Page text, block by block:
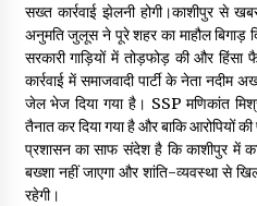
Thought Of The
May 12, 2022
Thought Of The
May 11, 2022
सख्त कार्रवाई झेलनी होगी।काशीपुर से
अनुमति जुलूस ने पूरे शहर का माहौल बिगाड़
सरकारी गाड़ियों में तोड़फोड़ की और
कार्रवाई में समाजवादी पार्टी के नेता
जेल भेज दिया गया है। SSP मणिकांत
तैनात कर दिया गया है और बाकि आरोपियों
प्रशासन का साफ संदेश है कि काशीपुर में
बख्शा नहीं जाएगा और शांति-व्यवस्था से
रहेगी।